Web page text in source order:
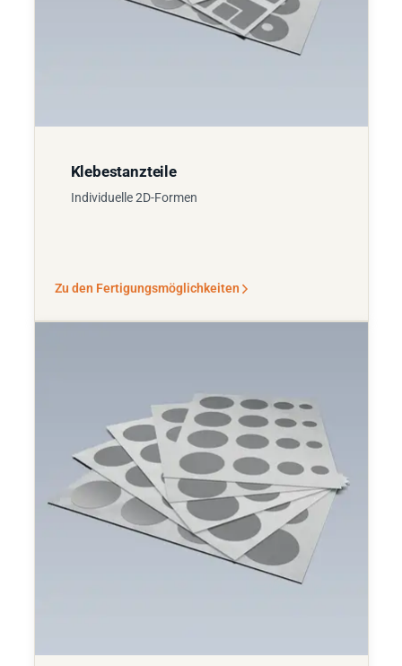
Klebestanzteile
Individuelle 2D-Formen
Zu den Fertigungsmöglichkeiten